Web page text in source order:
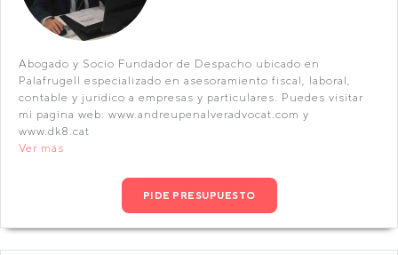
Abogado y Socio Fundador de Despacho ubicado en
Palafrugell especializado en asesoramiento fiscal, laboral,
contable y juridico a empresas y particulares. Puedes visitar
mi pagina web: www.andreupenalveradvocat.com y
www.dk8.cat
Ver más
PIDE PRESUPUESTO